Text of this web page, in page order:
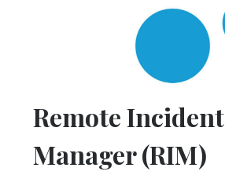
Remote Incident
Manager (RIM)